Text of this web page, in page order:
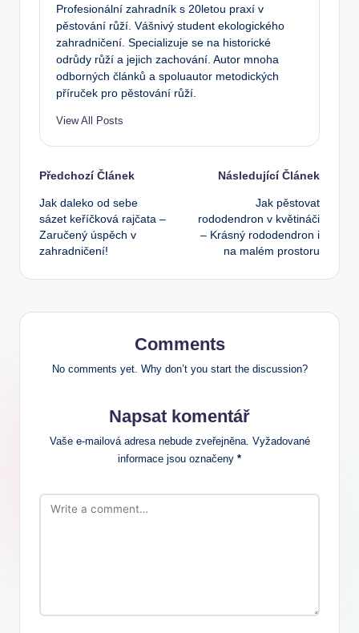
Profesionální zahradník s 20letou praxí v
pěstování růží. Vášnivý student ekologického
zahradničení. Specializuje se na historické
odrůdy růží a jejich zachování. Autor mnoha
odborných článků a spoluautor metodických
příruček pro pěstování růží.
View All Posts
Post
navigation
Předchozí Článek
Jak daleko od sebe
sázet keříčková rajčata –
Zaručený úspěch v
zahradničení!
Následující Článek
Jak pěstovat
rododendron v květináči
– Krásný rododendron i
na malém prostoru
Comments
No comments yet. Why don’t you start the discussion?
Napsat komentář
Vaše e-mailová adresa nebude zveřejněna. Vyžadované
informace jsou označeny *